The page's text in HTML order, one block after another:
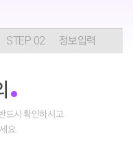
STEP 02 정보입력
드시 확인하시고
요.